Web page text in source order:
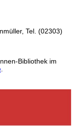
Tel. (02303)
Bibliothek im